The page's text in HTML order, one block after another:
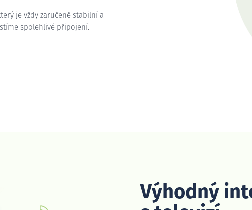
je vždy zaručeně stabilní a
spolehlivé připojení.
Výhodný